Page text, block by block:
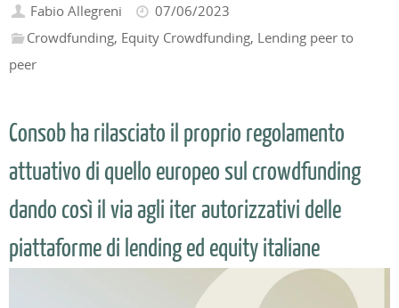
Fabio Allegreni
07/06/2023
Crowdfunding, Equity Crowdfunding, Lending peer to
peer
Consob ha rilasciato il proprio regolamento
attuativo di quello europeo sul crowdfunding
dando così il via agli iter autorizzativi delle
piattaforme di lending ed equity italiane